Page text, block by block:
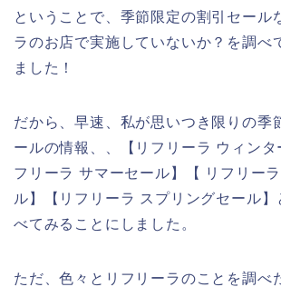
ということで、季節限定の割引セール
ラのお店で実施していないか？を調べ
ました！
だから、早速、私が思いつき限りの季
ールの情報、、【リフリーラ ウィンタ
フリーラ サマーセール】【 リフリー
ル】【リフリーラ スプリングセール】
べてみることにしました。
ただ、色々とリフリーラのことを調べ